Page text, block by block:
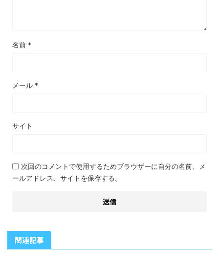
名前 *
メール *
サイト
次回のコメントで使用するためブラウザーに自分の名前、メ
ールアドレス、サイトを保存する。
関連記事